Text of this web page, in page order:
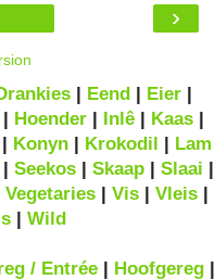
›
| Eend| Eier|
| Hoender | Inlê | Kaas |
| Konyn | Krokodil | Lam
Seekos| Skaap| Slaai |
Vegetaries| Vis| Vleis|
| Wild
/ Entrée| Hoofgereg|